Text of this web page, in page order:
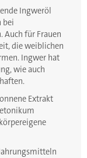
Ingweröl
bei
Auch für Frauen
die weiblichen
Ingwer hat
wie auch
Extrakt